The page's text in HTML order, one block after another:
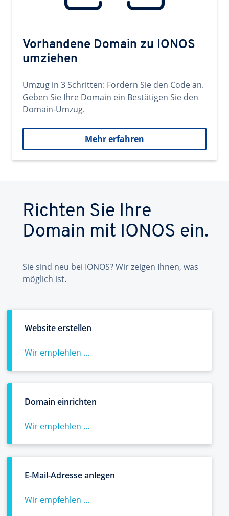
Vorhandene Domain zu IONOS
umziehen
Umzug in 3 Schritten: Fordern Sie den Code an.
Geben Sie Ihre Domain ein Bestätigen Sie den
Domain-Umzug.
Mehr erfahren
Richten Sie Ihre
Domain mit IONOS ein.
Sie sind neu bei IONOS? Wir zeigen Ihnen, was
möglich ist.
Website erstellen
Wir empfehlen ...
Domain einrichten
Wir empfehlen ...
E-Mail-Adresse anlegen
Wir empfehlen ...